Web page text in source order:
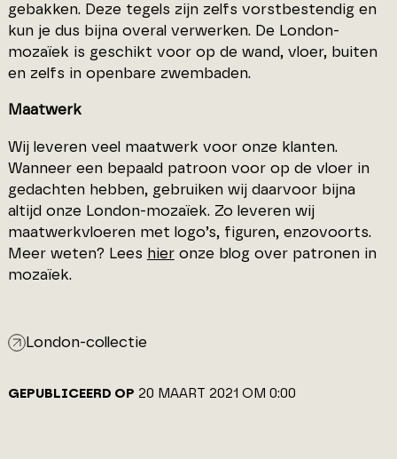
gebakken. Deze tegels zijn zelfs vorstbestendig en
kun je dus bijna overal verwerken. De London-
mozaïek is geschikt voor op de wand, vloer, buiten
en zelfs in openbare zwembaden.
Maatwerk
Wij leveren veel maatwerk voor onze klanten.
Wanneer een bepaald patroon voor op de vloer in
gedachten hebben, gebruiken wij daarvoor bijna
altijd onze London-mozaïek. Zo leveren wij
maatwerkvloeren met logo’s, figuren, enzovoorts.
Meer weten? Lees hieronze blog over patronen in
mozaïek.
London-collectie
GEPUBLICEERD OP 20 MAART 2021 OM 0:00